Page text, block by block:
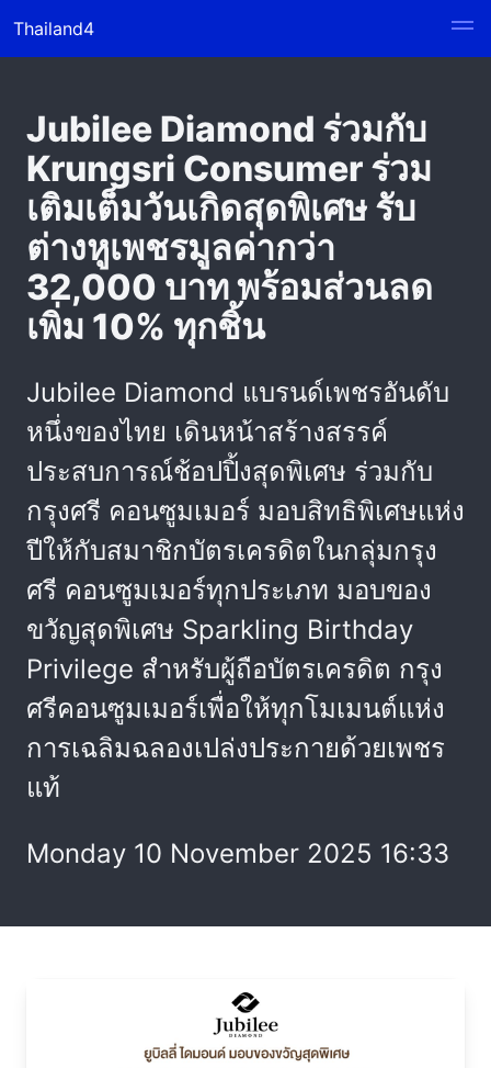
Thailand4
Jubilee Diamond ร่วมกับ
Krungsri Consumer ร่วม
เติมเต็มวันเกิดสุดพิเศษ รับ
ต่างหูเพชรมูลค่ากว่า
32,000 บาท พร้อมส่วนลด
เพิ่ม 10% ทุกชิ้น
Jubilee Diamond แบรนด์เพชรอันดับ
หนึ่งของไทย เดินหน้าสร้างสรรค์
ประสบการณ์ช้อปปิ้งสุดพิเศษ ร่วมกับ
กรุงศรี คอนซูมเมอร์ มอบสิทธิพิเศษแห่ง
ปีให้กับสมาชิกบัตรเครดิตในกลุ่มกรุง
ศรี คอนซูมเมอร์ทุกประเภท มอบของ
ขวัญสุดพิเศษ Sparkling Birthday
Privilege สำหรับผู้ถือบัตรเครดิต กรุง
ศรีคอนซูมเมอร์เพื่อให้ทุกโมเมนต์แห่ง
การเฉลิมฉลองเปล่งประกายด้วยเพชร
แท้
Monday 10 November 2025 16:33